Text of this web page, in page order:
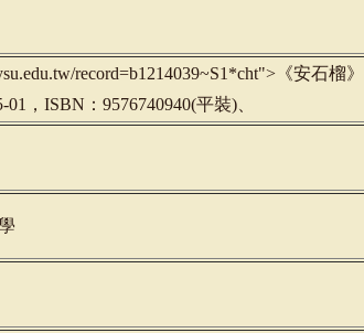
record=b1214039~S1*cht">《安石榴
，ISBN：9576740940(平裝)、